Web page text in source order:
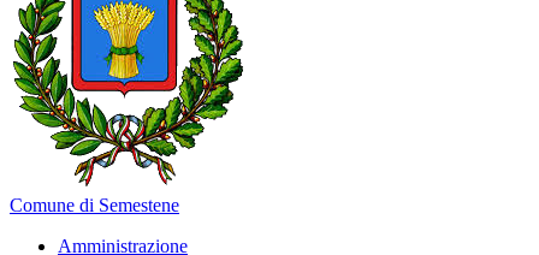
Comune di Semestene
Amministrazione